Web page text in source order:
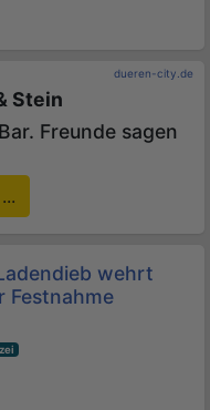
dueren-city.de
Stein
Freunde sagen
wehrt
Festnahme